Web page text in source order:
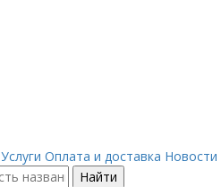
Услуги Оплата и доставка Новости
Найти